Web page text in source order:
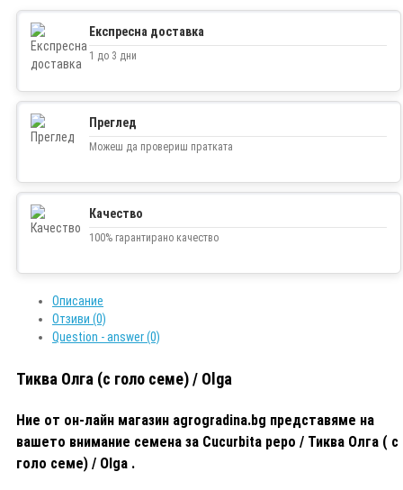
Експресна доставка
1 до 3 дни
Преглед
Можеш да провериш пратката
Качество
100% гарантирано качество
Описание
Отзиви (0)
Question - answer (0)
Тиква Олга (с голо семе) / Olga
Ние от он-лайн магазин agrogradina.bg представяме на
вашето внимание семена за Cucurbita pepo / Тиква Олга ( с
голо семе) / Olga .